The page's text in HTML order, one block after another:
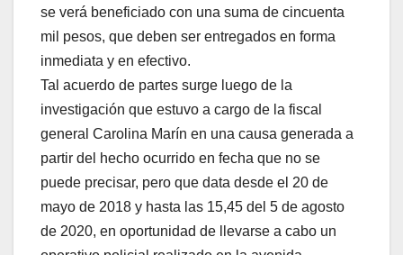
se verá beneficiado con una suma de cincuenta
mil pesos, que deben ser entregados en forma
inmediata y en efectivo.
Tal acuerdo de partes surge luego de la
investigación que estuvo a cargo de la fiscal
general Carolina Marín en una causa generada a
partir del hecho ocurrido en fecha que no se
puede precisar, pero que data desde el 20 de
mayo de 2018 y hasta las 15,45 del 5 de agosto
de 2020, en oportunidad de llevarse a cabo un